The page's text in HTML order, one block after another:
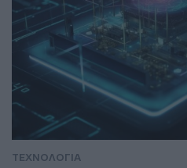
ΤΕΧΝΟΛΟΓΙΑ